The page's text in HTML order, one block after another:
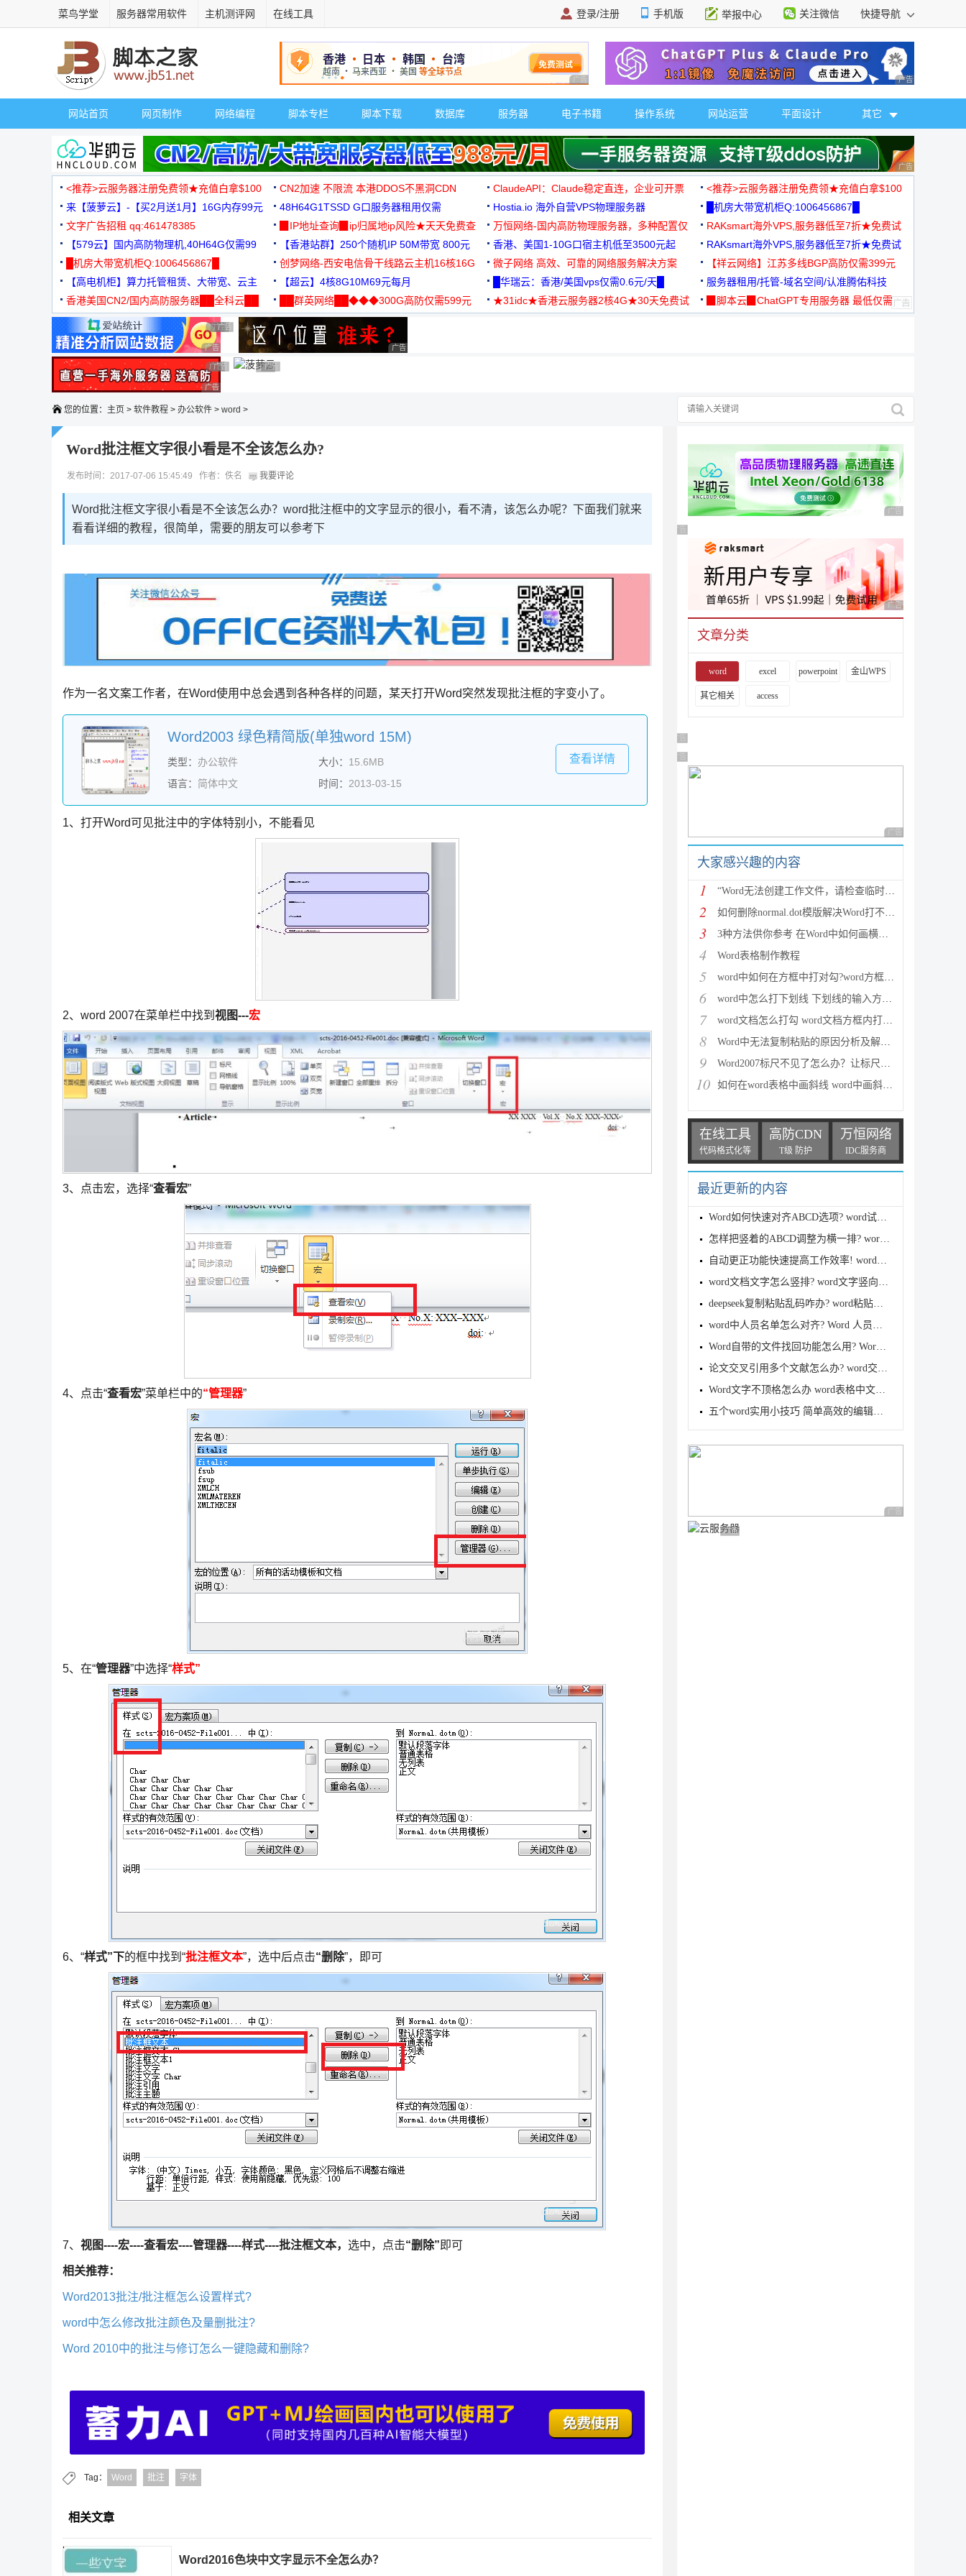
菜鸟学堂 服务器常用软件 主机测评网 在线工具 登录/注册 手机版 举报中心 关注微信 快捷导航
广告 商业广告，理性选择 广告 商业广告，理
网站首页 网页制作 网络编程 脚本专栏 脚本下载 数据库 服务器 电子书籍 操作系统 网站运营 平面设计 其它
广告 商业广告，理
<推荐>云服务器注册免费领★充值白拿$100 CN2加速 不限流 本港DDOS不黑洞CDN ClaudeAPI：Claude稳定直连，企业可开票
<推荐>云服务器注册免费领★充值白拿$100
来【菠萝云】-【买2月送1月】16G内存99元
48H64G1TSSD G口服务器租用仅需
3000+可免费测试
Hostia.io 海外自营VPS物理服务器
█机房大带宽机柜Q:1006456867█
文字广告招租 qq:461478385
▉IP地址查询▉ip归属地ip风险★天天免费查
万恒网络-国内高防物理服务器，多种配置仅
99元/月起
RAKsmart海外VPS,服务器低至7折★免费试
用★
【579云】国内高防物理机,40H64G仅需99
元
【香港站群】250个随机IP 50M带宽 800元 香港、美国1-10G口宿主机低至3500元起
RAKsmart海外VPS,服务器低至7折★免费试
用★
█机房大带宽机柜Q:1006456867█
创梦网络-西安电信骨干线路云主机16核16G
88元/月
微子网络 高效、可靠的网络服务解决方案
【祥云网络】江苏多线BGP高防仅需399元
【高电机柜】算力托管租赁、大带宽、云主
机
【超云】4核8G10M69元每月 █华瑞云：香港/美国vps仅需0.6元/天█
服务器租用/托管-域名空间/认准腾佑科技
香港美国CN2/国内高防服务器██全科云██
██群英网络██◆◆◆300G高防仅需599元
◆◆◆
★31idc★香港云服务器2核4G★30天免费试
▉脚本云▉ChatGPT专用服务器 最低仅需
广告 商业广告，理性选择
广告 商业广告，理性选择
广告 商业广告，理性选择
广告 商业广告，理性选择
广告 商业广告，理性选择
广告 商业广告，理性选择
广告 商业广告，理性选择
广告 商业广告，理性选择广告 商业广告，理性选择
广告 商业广告，理性选择
您的位置： 主页 > 软件教程 > 办公软件 > word >
Word批注框文字很小看是不全该怎么办?
发布时间：2017-07-06 15:45:49 作者：佚名 我要评论
Word批注框文字很小看是不全该怎么办？word批注框中的文字显示的很小，看不清，该怎么办呢？下面我们就来
看看详细的教程，很简单，需要的朋友可以参考下
作为一名文案工作者，在Word使用中总会遇到各种各样的问题，某天打开Word突然发现批注框的字变小了。
Word2003 绿色精简版(单独word 15M)
类型： 办公软件 大小： 15.6MB
语言： 简体中文 时间： 2013-03-15
查看详情
1、打开Word可见批注中的字体特别小，不能看见
2、word 2007在菜单栏中找到 视图---宏
3、点击宏，选择“查看宏”
4、点击“查看宏”菜单栏中的“管理器”
5、在“管理器”中选择“样式”
6、“样式”下的框中找到“批注框文本”，选中后点击“删除”，即可
7、 视图----宏----查看宏----管理器----样式----批注框文本， 选中，点击“删除” 即可
相关推荐：
Word2013批注/批注框怎么设置样式?
word中怎么修改批注颜色及量删批注?
Word 2010中的批注与修订怎么一键隐藏和删除?
Tag： Word 批注 字体
相关文章
Word2016色块中文字显示不全怎么办？
广告 商业广告，理性
广告 商业广告，理性选择
广告 商业广告，理性
文章分类
word excel powerpoint 金山WPS
其它相关 access
广告 商业广告，理性选择
广告 商业广告，理性选择
广告 商业广告，理性
大家感兴趣的内容
1 “Word无法创建工作文件，请检查临时环境变量”微软解
2 如何删除normal.dot模版解决Word打不开问题
3 3种方法供你参考 在Word中如何画横线和下划线
4 Word表格制作教程
5 word中如何在方框中打对勾?word方框打对勾符号图文教
6 word中怎么打下划线 下划线的输入方法详细汇总
7 word文档怎么打勾 word文档方框内打勾六种方法介绍
8 Word中无法复制粘贴的原因分析及解决方法
9 Word2007标尺不见了怎么办？让标尺显示出来的解决方法
10 如何在word表格中画斜线 word中画斜线的方法汇总
在线工具
代码格式化等
高防CDN
T级 防护
万恒网络
IDC服务商
最近更新的内容
Word如何快速对齐ABCD选项? word试卷批量对齐ABCD的技
怎样把竖着的ABCD调整为横一排? word选择题abcd调整为
自动更正功能快速提高工作效率! word巧妙利用自动更正
word文档文字怎么竖排? word文字竖向显示文字的技巧
deepseek复制粘贴乱码咋办? word粘贴出现很多Markdown
word中人员名单怎么对齐? Word 人员名单排版技巧分享
Word自带的文件找回功能怎么用? Word恢复丢失文件的方
论文交叉引用多个文献怎么办? word交叉引用多篇连续文
Word文字不顶格怎么办 word表格中文字不能顶格的解决
五个word实用小技巧 简单高效的编辑文档大家都说好用
广告 商业广告，理性
广告 商业广告，理性选择